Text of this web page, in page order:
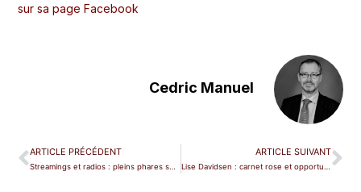
sur sa page Facebook
Cedric Manuel
ARTICLE PRÉCÉDENT ARTICLE SUIVANT